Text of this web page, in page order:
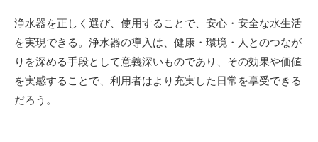
浄水器を正しく選び、使用することで、安心・安全な水生活
を実現できる。浄水器の導入は、健康・環境・人とのつなが
りを深める手段として意義深いものであり、その効果や価値
を実感することで、利用者はより充実した日常を享受できる
だろう。